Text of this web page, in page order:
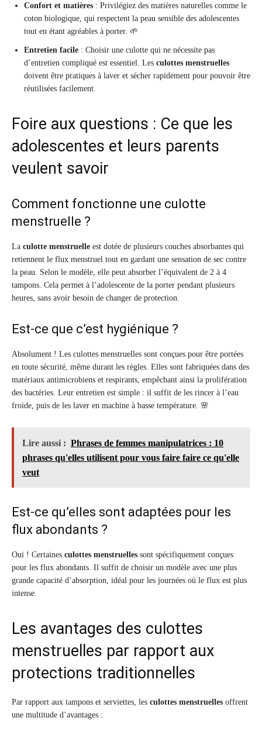
Confort et matières : Privilégiez des matières naturelles comme le
coton biologique, qui respectent la peau sensible des adolescentes
tout en étant agréables à porter. 🌱
Entretien facile : Choisir une culotte qui ne nécessite pas
d’entretien compliqué est essentiel. Les culottes menstruelles
doivent être pratiques à laver et sécher rapidement pour pouvoir être
réutilisées facilement.
Foire aux questions : Ce que les
adolescentes et leurs parents
veulent savoir
Comment fonctionne une culotte
menstruelle ?
La culotte menstruelle est dotée de plusieurs couches absorbantes qui
retiennent le flux menstruel tout en gardant une sensation de sec contre
la peau. Selon le modèle, elle peut absorber l’équivalent de 2 à 4
tampons. Cela permet à l’adolescente de la porter pendant plusieurs
heures, sans avoir besoin de changer de protection.
Est-ce que c’est hygiénique ?
Absolument ! Les culottes menstruelles sont conçues pour être portées
en toute sécurité, même durant les règles. Elles sont fabriquées dans des
matériaux antimicrobiens et respirants, empêchant ainsi la prolifération
des bactéries. Leur entretien est simple : il suffit de les rincer à l’eau
froide, puis de les laver en machine à basse température. 🌸
Lire aussi : Phrases de femmes manipulatrices : 10
phrases qu'elles utilisent pour vous faire faire ce qu'elle
veut
Est-ce qu’elles sont adaptées pour les
flux abondants ?
Oui ! Certaines culottes menstruelles sont spécifiquement conçues
pour les flux abondants. Il suffit de choisir un modèle avec une plus
grande capacité d’absorption, idéal pour les journées où le flux est plus
intense.
Les avantages des culottes
menstruelles par rapport aux
protections traditionnelles
Par rapport aux tampons et serviettes, les culottes menstruelles offrent
une multitude d’avantages :